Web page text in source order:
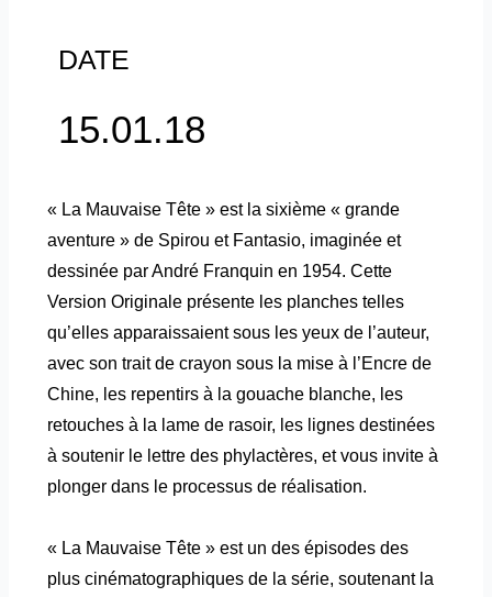
DATE
15.01.18
« La Mauvaise Tête » est la sixième « grande
aventure » de Spirou et Fantasio, imaginée et
dessinée par André Franquin en 1954. Cette
Version Originale présente les planches telles
qu’elles apparaissaient sous les yeux de l’auteur,
avec son trait de crayon sous la mise à l’Encre de
Chine, les repentirs à la gouache blanche, les
retouches à la lame de rasoir, les lignes destinées
à soutenir le lettre des phylactères, et vous invite à
plonger dans le processus de réalisation.
« La Mauvaise Tête » est un des épisodes des
plus cinématographiques de la série, soutenant la